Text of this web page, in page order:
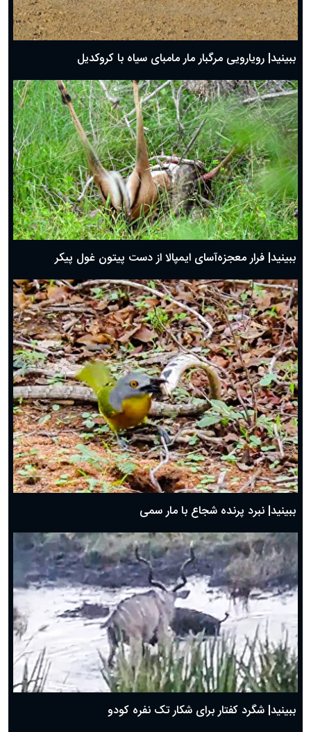
ببینید| رویارویی مرگبار مار مامبای سیاه با کروکدیل
ببینید| فرار معجزه‌آسای ایمپالا از دست پیتون غول پیکر
ببینید| نبرد پرنده شجاع با مار سمی
ببینید| شگرد کفتار برای شکار تک نفره کودو